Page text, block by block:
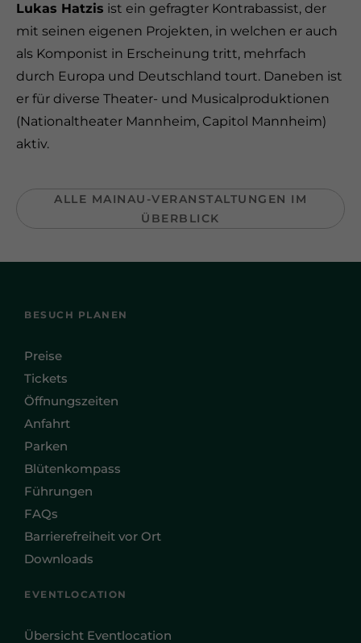
Lukas Hatzis ist ein gefragter Kontrabassist, der
mit seinen eigenen Projekten, in welchen er auch
als Komponist in Erscheinung tritt, mehrfach
durch Europa und Deutschland tourt. Daneben ist
er für diverse Theater- und Musicalproduktionen
(Nationaltheater Mannheim, Capitol Mannheim)
aktiv.
ALLE MAINAU-VERANSTALTUNGEN IM
ÜBERBLICK
BESUCH PLANEN
Preise
Tickets
Öffnungszeiten
Anfahrt
Parken
Blütenkompass
Führungen
FAQs
Barrierefreiheit vor Ort
Downloads
EVENTLOCATION
Übersicht Eventlocation